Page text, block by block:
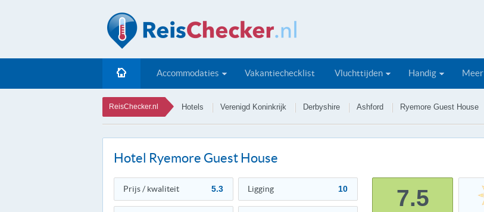
Accommodaties Vakantiechecklist Vluchttijden Handig Meer
ReisChecker.nl Hotels Verenigd Koninkrijk Derbyshire Ashford Ryemore Guest House
Hotel Ryemore Guest House
Prijs / kwaliteit 5.3 Ligging 10 7.5